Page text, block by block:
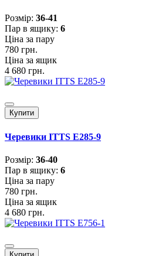
Розмiр: 36-41
Пар в ящику: 6
Ціна за пару
780 грн.
Ціна за ящик
4 680 грн.
Купити
Черевики ITTS E285-9
Розмiр: 36-40
Пар в ящику: 6
Ціна за пару
780 грн.
Ціна за ящик
4 680 грн.